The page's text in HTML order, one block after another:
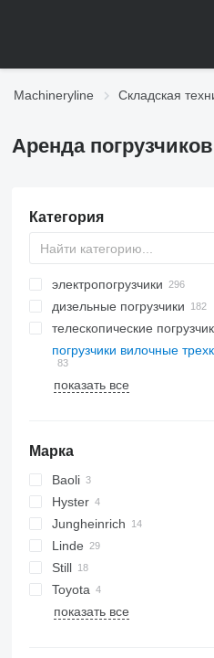
Machineryline Складская
Аренда
Категория
электропогрузчики
дизельные погрузчики
телескопические
погрузчики вилочные
показать все
Марка
Baoli
SC
Hyster
J-series
Jungheinrich
EFG
Linde
E-series
LG
Still
R-series
RX
Toyota
ERP
показать все